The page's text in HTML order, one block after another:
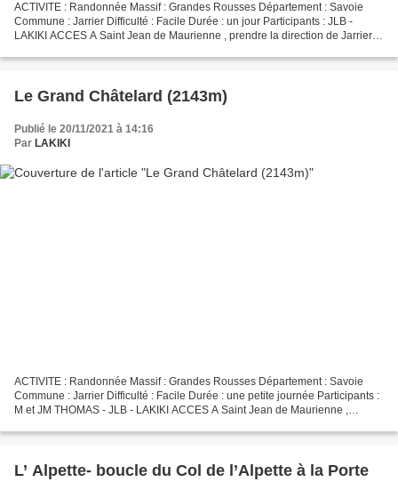
ACTIVITE : Randonnée Massif : Grandes Rousses Département : Savoie
Commune : Jarrier Difficulté : Facile Durée : un jour Participants : JLB -
LAKIKI ACCES A Saint Jean de Maurienne , prendre la direction de Jarrier et
Le Grand Châtelard (2143m)
Publié le 20/11/2021 à 14:16
Par LAKIKI
ACTIVITE : Randonnée Massif : Grandes Rousses Département : Savoie
Commune : Jarrier Difficulté : Facile Durée : une petite journée Participants :
M et JM THOMAS - JLB - LAKIKI ACCES A Saint Jean de Maurienne ,
L’ Alpette- boucle du Col de l’Alpette à la Porte